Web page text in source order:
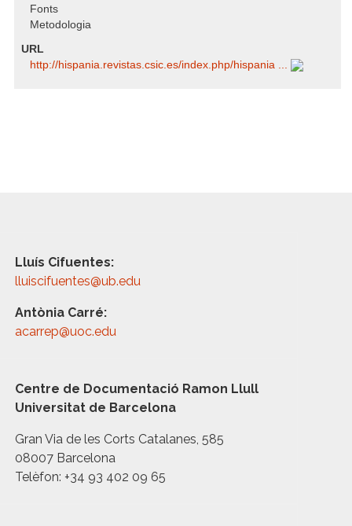
Fonts
Metodologia
URL
http:/​/​hispania.revistas.csic.es/​index.php/​hispania ...
Lluís Cifuentes:
lluiscifuentes@ub.edu
Antònia Carré:
acarrep@uoc.edu
Centre de Documentació Ramon Llull
Universitat de Barcelona
Gran Via de les Corts Catalanes, 585
08007 Barcelona
Telèfon: +34 93 402 09 65